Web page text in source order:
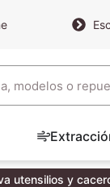
utensilios y